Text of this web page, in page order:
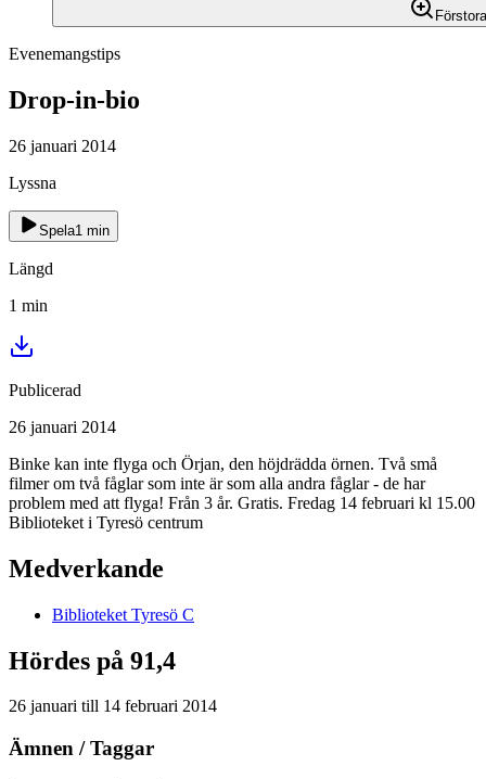
Förstora
Evenemangstips
Drop-in-bio
26 januari 2014
Lyssna
Spela1 min
Längd
1 min
Publicerad
26 januari 2014
Binke kan inte flyga och Örjan, den höjdrädda örnen. Två små
filmer om två fåglar som inte är som alla andra fåglar - de har
problem med att flyga! Från 3 år. Gratis. Fredag 14 februari kl 15.00
Biblioteket i Tyresö centrum
Medverkande
Biblioteket Tyresö C
Hördes på 91,4
26 januari till 14 februari 2014
Ämnen / Taggar